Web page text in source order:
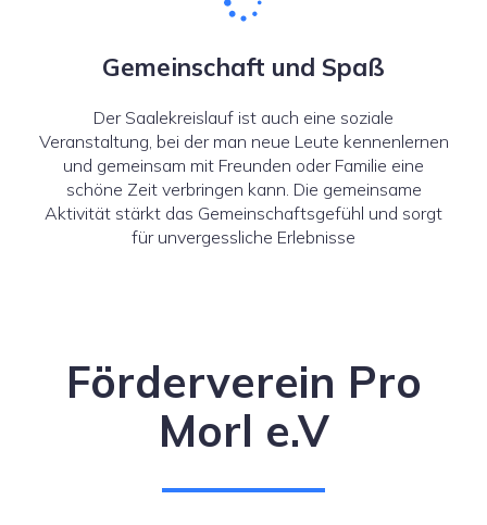
Gemeinschaft und Spaß
Der Saalekreislauf ist auch eine soziale
Veranstaltung, bei der man neue Leute kennenlernen
und gemeinsam mit Freunden oder Familie eine
schöne Zeit verbringen kann. Die gemeinsame
Aktivität stärkt das Gemeinschaftsgefühl und sorgt
für unvergessliche Erlebnisse
Förderverein Pro
Morl e.V